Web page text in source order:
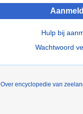
Hulp bij
Wachtwoord
Over encyclopedie van